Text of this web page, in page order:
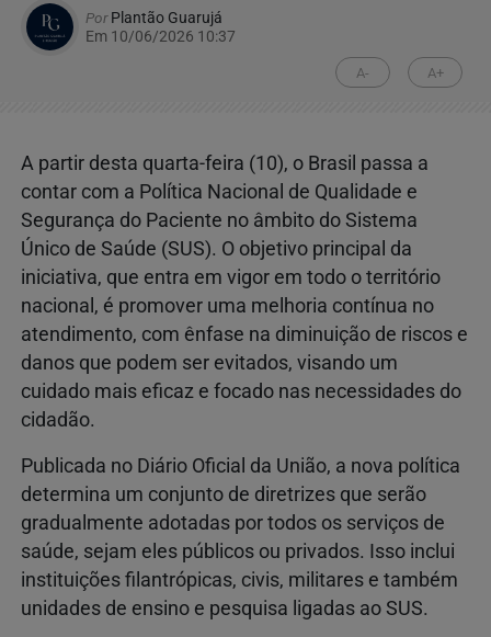
PorPlantão Guarujá
Em 10/06/2026 10:37
A- A+
A partir desta quarta-feira (10), o Brasil passa a
contar com a Política Nacional de Qualidade e
Segurança do Paciente no âmbito do Sistema
Único de Saúde (SUS). O objetivo principal da
iniciativa, que entra em vigor em todo o território
nacional, é promover uma melhoria contínua no
atendimento, com ênfase na diminuição de riscos e
danos que podem ser evitados, visando um
cuidado mais eficaz e focado nas necessidades do
cidadão.
Publicada no Diário Oficial da União, a nova política
determina um conjunto de diretrizes que serão
gradualmente adotadas por todos os serviços de
saúde, sejam eles públicos ou privados. Isso inclui
instituições filantrópicas, civis, militares e também
unidades de ensino e pesquisa ligadas ao SUS.